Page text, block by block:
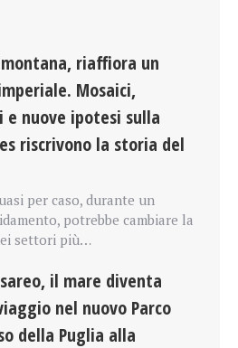
riaffiora un
Mosaici,
e nuove ipotesi sulla
riscrivono la storia del
per caso, durante un
potrebbe cambiare la
settori più…
il mare diventa
nel nuovo Parco
della Puglia alla